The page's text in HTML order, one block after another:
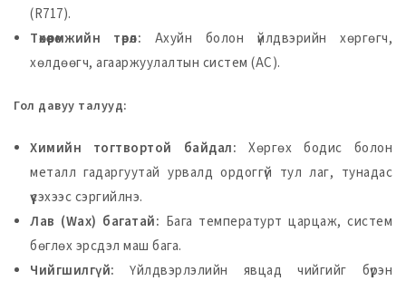
(R717).
Төхөөрөмжийн төрөл: Ахуйн болон үйлдвэрийн хөргөгч,
хөлдөөгч, агааржуулалтын систем (AC).
Гол давуу талууд:
Химийн тогтвортой байдал: Хөргөх бодис болон
металл гадаргуутай урвалд ордоггүй тул лаг, тунадас
үүсэхээс сэргийлнэ.
Лав (Wax) багатай: Бага температурт царцаж, систем
бөглөх эрсдэл маш бага.
Чийгшилгүй:Үйлдвэрлэлийн явцад чийгийг бүрэн